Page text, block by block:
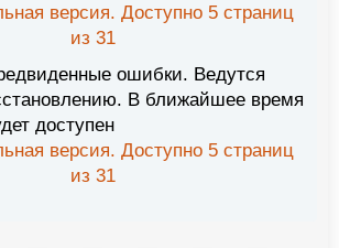
версия. Доступно 5 страниц
из 31
ошибки. Ведутся
В ближайшее время
доступен
версия. Доступно 5 страниц
из 31